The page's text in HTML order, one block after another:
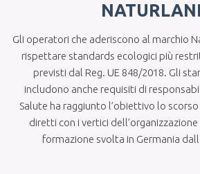
Gli operatori che aderiscono al marchio
rispettare standards ecologici più
previsti dal Reg. UE 848/2018. Gli
includono anche requisiti di
Salute ha raggiunto l’obiettivo lo
diretti con i vertici
formazione svolta in Germania